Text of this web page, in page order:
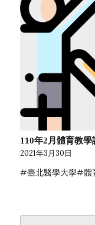
110年2月體育教學
2021年3月30日
#臺北醫學大學#體